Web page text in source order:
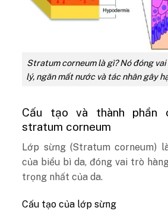
Stratum corneum là gì? Nó đóng
lý, ngăn mất nước và tác nhân gây
Cấu tạo và thành phần
stratum corneum
Lớp sừng (Stratum corneum)
của biểu bì da, đóng vai trò
trọng nhất của da.
Cấu tạo của lớp sừng